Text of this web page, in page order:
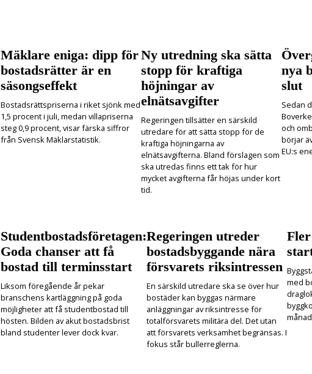
Mäklare eniga: dipp för
bostadsrätter är en
säsongseffekt
Bostadsrättspriserna i riket sjönk med
1,5 procent i juli, medan villapriserna
steg 0,9 procent, visar färska siffror
från Svensk Mäklarstatistik.
Ny utredning ska sätta
stopp för kraftiga
höjningar av
elnätsavgifter
Regeringen tillsätter en särskild
utredare för att sätta stopp för de
kraftiga höjningarna av
elnätsavgifterna. Bland förslagen som
ska utredas finns ett tak för hur
mycket avgifterna får höjas under kort
tid.
nya
slut
Sedan
och
börjar
EU:s
Studentbostadsföretagen:
Goda chanser att få
bostad till terminsstart
Liksom föregående år pekar
branschens kartläggning på goda
möjligheter att få studentbostad till
hösten. Bilden av akut bostadsbrist
bland studenter lever dock kvar.
Regeringen utreder
bostadsbyggande nära
försvarets riksintressen
En särskild utredare ska se över hur
bostäder kan byggas närmare
anläggningar av riksintresse för
totalförsvarets militära del. Det utan
att försvarets verksamhet begränsas. I
fokus står bullerreglerna.
Fler
med